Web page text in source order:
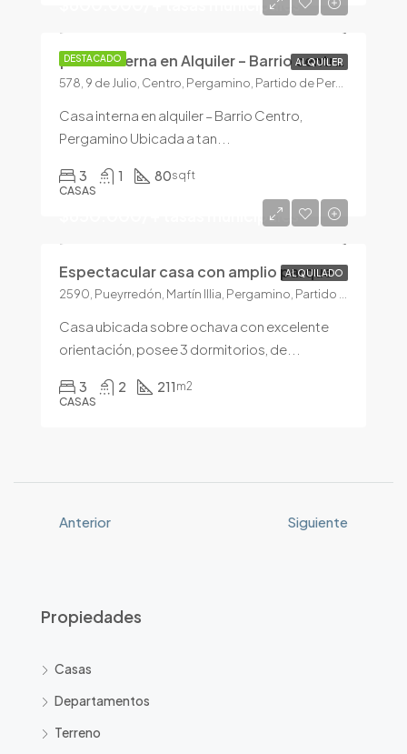
DESTACADO ALQUILER
¡Casa interna en Alquiler – Barrio centro!
578, 9 de Julio, Centro, Pergamino, Partido de Pergamino, Buenos Aires, 2700, Argentina
Casa interna en alquiler – Barrio Centro,
Pergamino Ubicada a tan...
3 1 80sqft
CASAS
ALQUILADO
$650.000/+ tasas municipales
Espectacular casa con amplio parque
Casa ubicada sobre ochava con excelente
orientación, posee 3 dormitorios, de...
3 2 211 m2
CASAS
Anterior Siguiente
Propiedades
Casas
Departamentos
Terreno